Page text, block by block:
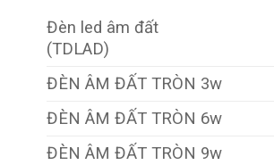
Đèn led âm đất
(TDLAD)
ĐÈN ÂM ĐẤT TRÒN 3w
ĐÈN ÂM ĐẤT TRÒN 6w
ĐÈN ÂM ĐẤT TRÒN 9w